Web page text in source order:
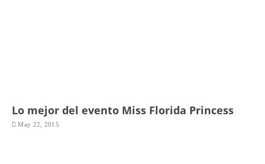
Lo mejor del evento Miss Florida Princess
May 22, 2015